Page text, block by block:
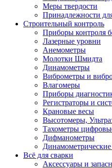
Меры твердости
Принадлежности
Строительный контроль
Приборы контроля
Лазерные уровни
Анемометры
Молотки Шмидта
Динамометры
Виброметры и
Влагомеры
Приборы
Регистраторы и
Крановые весы
Высотомеры,
Тахометры
Дифманометры
Всё для сварки
Аксессуары и